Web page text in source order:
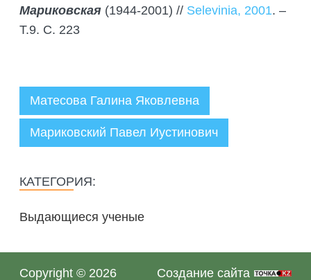
Мариковская (1944-2001) // Selevinia, 2001. –
Т.9. С. 223
Администратор
01.07.2025
Матесова Галина Яковлевна
Мариковский Павел Иустинович
КАТЕГОРИЯ:
Выдающиеся ученые
Copyright © 2026 Создание сайта